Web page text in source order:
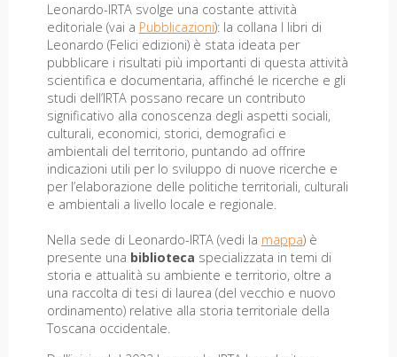
Leonardo-IRTA svolge una costante attività
editoriale (vai a Pubblicazioni): la collana I libri di
Leonardo (Felici edizioni) è stata ideata per
pubblicare i risultati più importanti di questa attività
scientifica e documentaria, affinché le ricerche e gli
studi dell’IRTA possano recare un contributo
significativo alla conoscenza degli aspetti sociali,
culturali, economici, storici, demografici e
ambientali del territorio, puntando ad offrire
indicazioni utili per lo sviluppo di nuove ricerche e
per l’elaborazione delle politiche territoriali, culturali
e ambientali a livello locale e regionale.​​​
Nella sede di Leonardo-IRTA (vedi la mappa) è
presente una biblioteca specializzata in temi di
storia e attualità su ambiente e territorio, oltre a
una raccolta di tesi di laurea (del vecchio e nuovo
ordinamento) relative alla storia territoriale della
Toscana occidentale.